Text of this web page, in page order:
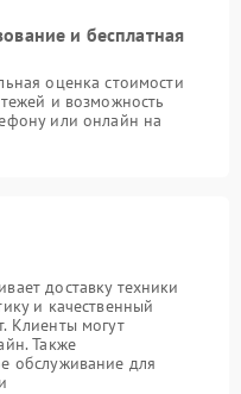
и бесплатная
оценка стоимости
и возможность
или онлайн на
доставку техники
и качественный
Клиенты могут
Также
обслуживание для